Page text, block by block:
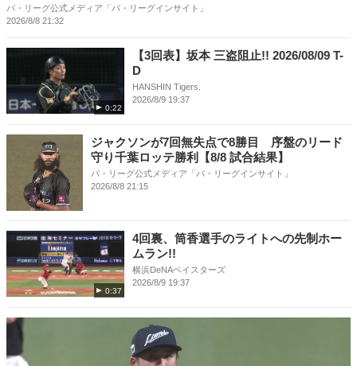
パ・リーグ公式メディア「パ・リーグインサイト」
2026/8/8 21:32
0:22
【3回表】坂本 三盗阻止!! 2026/08/09 T-
D
HANSHIN Tigers.
2026/8/9 19:37
ジャクソンが7回無失点で8勝目 序盤のリード
守り千葉ロッテ勝利【8/8 試合結果】
パ・リーグ公式メディア「パ・リーグインサイト」
2026/8/8 21:15
0:37
4回裏、筒香選手のライトへの先制ホー
ムラン!!
横浜DeNAベイスターズ
2026/8/9 19:37